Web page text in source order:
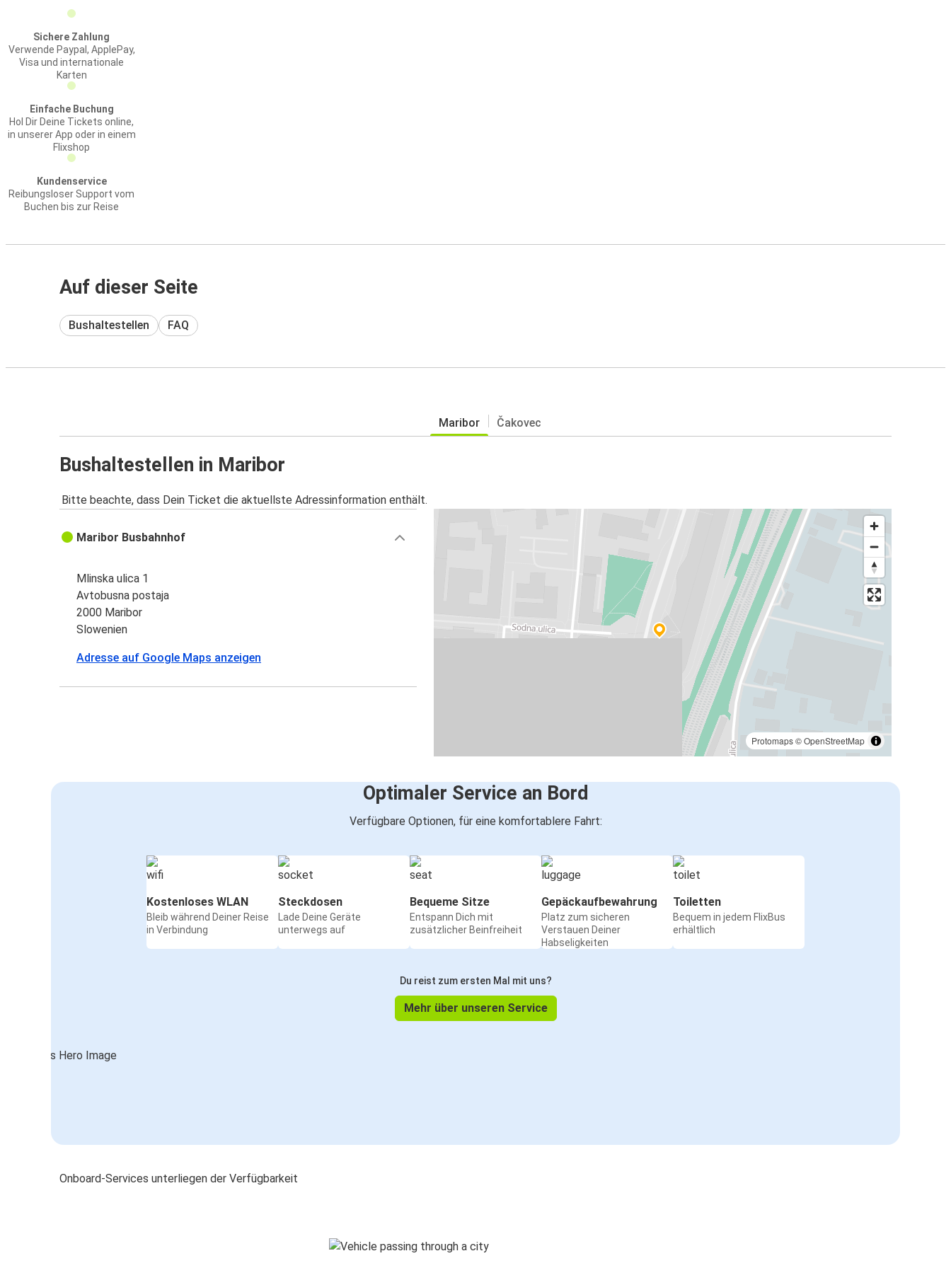
Sichere Zahlung
Verwende Paypal, ApplePay,
Visa und internationale
Karten
Einfache Buchung
Hol Dir Deine Tickets online,
in unserer App oder in einem
Flixshop
Kundenservice
Reibungsloser Support vom
Buchen bis zur Reise
Auf dieser Seite
Bushaltestellen FAQ
Maribor Čakovec
Bushaltestellen in Maribor
Bitte beachte, dass Dein Ticket die aktuellste Adressinformation enthält.
Protomaps©OpenStreetMap
Maribor Busbahnhof
Mlinska ulica 1
Avtobusna postaja
2000 Maribor
Slowenien
Adresse auf Google Maps anzeigen
Optimaler Service an Bord
Verfügbare Optionen, für eine komfortablere Fahrt:
Kostenloses WLAN
Bleib während Deiner Reise
in Verbindung
Steckdosen
Lade Deine Geräte
unterwegs auf
Bequeme Sitze
Entspann Dich mit
zusätzlicher Beinfreiheit
Gepäckaufbewahrung
Platz zum sicheren
Verstauen Deiner
Habseligkeiten
Toiletten
Bequem in jedem FlixBus
erhältlich
Du reist zum ersten Mal mit uns?
Mehr über unseren Service
Onboard-Services unterliegen der Verfügbarkeit